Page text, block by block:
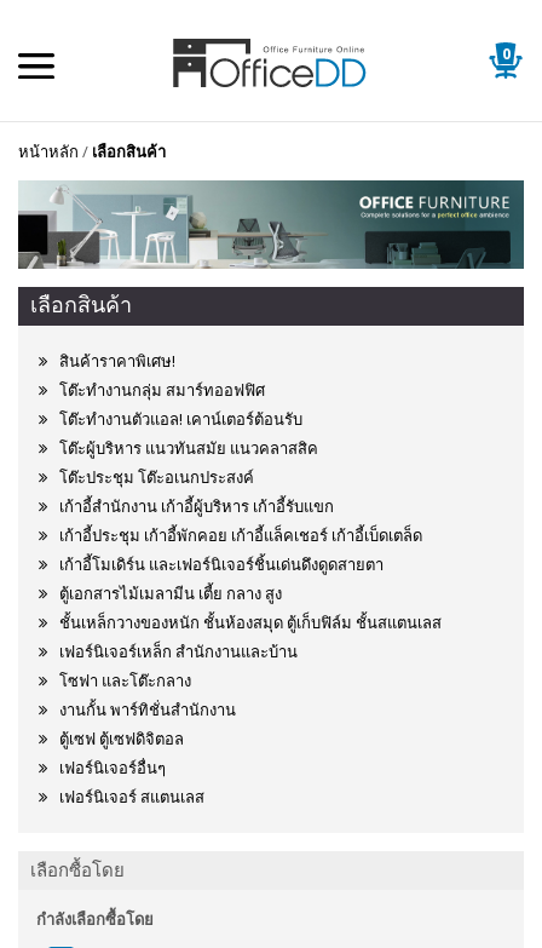
0
หน้าหลัก / เลือกสินค้า
เลือกสินค้า
สินค้าราคาพิเศษ!
โต๊ะทำงานกลุ่ม สมาร์ทออฟฟิศ
โต๊ะทำงานตัวแอล! เคาน์เตอร์ต้อนรับ
โต๊ะผู้บริหาร แนวทันสมัย แนวคลาสสิค
โต๊ะประชุม โต๊ะอเนกประสงค์
เก้าอี้สำนักงาน เก้าอี้ผู้บริหาร เก้าอี้รับแขก
เก้าอี้ประชุม เก้าอี้พักคอย เก้าอี้แล็คเชอร์ เก้าอี้เบ็ดเตล็ด
เก้าอี้โมเดิร์น และเฟอร์นิเจอร์ชิ้นเด่นดึงดูดสายตา
ตู้เอกสารไม้เมลามีน เตี้ย กลาง สูง
ชั้นเหล็กวางของหนัก ชั้นห้องสมุด ตู้เก็บฟิล์ม ชั้นสแตนเลส
เฟอร์นิเจอร์เหล็ก สำนักงานและบ้าน
โซฟา และโต๊ะกลาง
งานกั้น พาร์ทิชั่นสำนักงาน
ตู้เซฟ ตู้เซฟดิจิตอล
เฟอร์นิเจอร์อื่นๆ
เฟอร์นิเจอร์ สแตนเลส
เลือกซื้อโดย
กำลังเลือกซื้อโดย